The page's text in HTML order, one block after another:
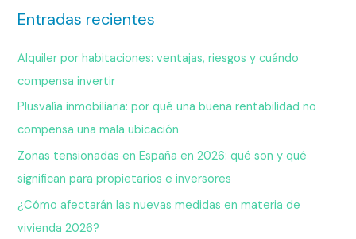
Entradas recientes
Alquiler por habitaciones: ventajas, riesgos y cuándo
compensa invertir
Plusvalía inmobiliaria: por qué una buena rentabilidad no
compensa una mala ubicación
Zonas tensionadas en España en 2026: qué son y qué
significan para propietarios e inversores
¿Cómo afectarán las nuevas medidas en materia de
vivienda 2026?